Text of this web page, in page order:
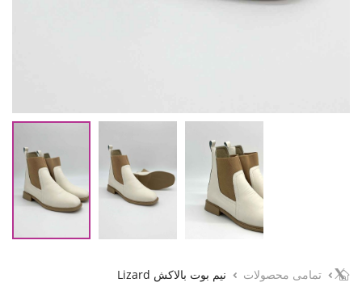
تمامی محصولات نیم بوت بالاکش Lizard